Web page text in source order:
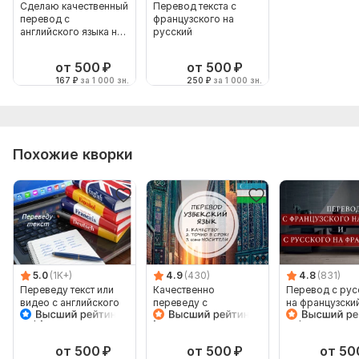
Сделаю качественный
перевод с
английского языка на
от 500 ₽
167 ₽ за 1 000 зн.
Перевод текста с
французского на
русский
от 500 ₽
250 ₽ за 1 000 зн.
Похожие кворки
5.0 (1K+)
Переведу текст или
видео с английского
на русский и
от 500 ₽
4.9 (430)
Качественно
переведу с
узбекского и на
от 500 ₽
4.8 (831)
Перевод с
на
обратно
от